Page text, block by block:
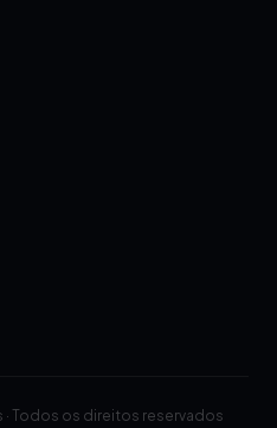
Todos os direitos reservados